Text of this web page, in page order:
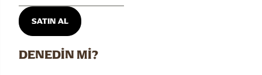
SATIN AL
DENEDİN Mİ?